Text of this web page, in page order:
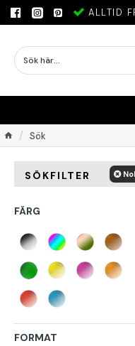
ALLTID
Sök
SÖKFILTER
FÄRG
FORMAT